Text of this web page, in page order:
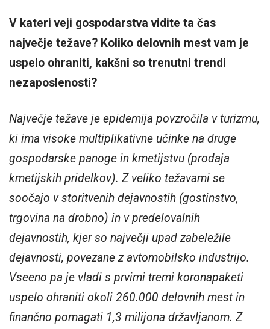
V kateri veji gospodarstva vidite ta čas
največje težave? Koliko delovnih mest vam je
uspelo ohraniti, kakšni so trenutni trendi
nezaposlenosti?
Največje težave je epidemija povzročila v turizmu,
ki ima visoke multiplikativne učinke na druge
gospodarske panoge in kmetijstvu (prodaja
kmetijskih pridelkov). Z veliko težavami se
soočajo v storitvenih dejavnostih (gostinstvo,
trgovina na drobno) in v predelovalnih
dejavnostih, kjer so največji upad zabeležile
dejavnosti, povezane z avtomobilsko industrijo.
Vseeno pa je vladi s prvimi tremi koronapaketi
uspelo ohraniti okoli 260.000 delovnih mest in
finančno pomagati 1,3 milijona državljanom. Z